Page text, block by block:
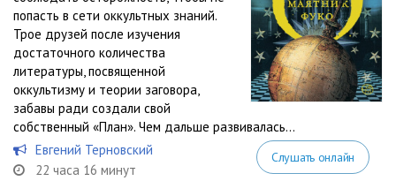
попасть в сети оккультных знаний.
Трое друзей после изучения
достаточного количества
литературы, посвященной
оккультизму и теории заговора,
забавы ради создали свой
собственный «План». Чем дальше развивалась...
Евгений Терновский
22 часа 16 минут
Слушать онлайн